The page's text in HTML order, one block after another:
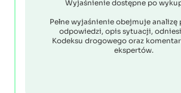
Wyjaśnienie dostępne po
Pełne wyjaśnienie obejmuje analizę
odpowiedzi, opis sytuacji,
Kodeksu drogowego oraz
ekspertów.